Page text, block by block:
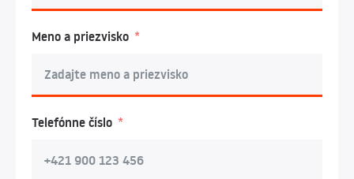
Meno a priezvisko
Telefónne číslo